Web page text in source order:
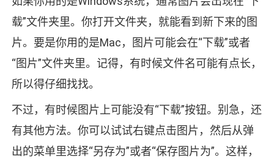
载”文件夹里。你打开文件夹，就能看到新下来的图
片。要是你用的是Mac，图片可能会在“下载”或者
“图片”文件夹里。记得，有时候文件名可能有点长，
所以得仔细找找。
不过，有时候图片上可能没有“下载”按钮。别急，还
有其他方法。你可以试试右键点击图片，然后从弹
出的菜单里选择“另存为”或者“保存图片为”。这样，